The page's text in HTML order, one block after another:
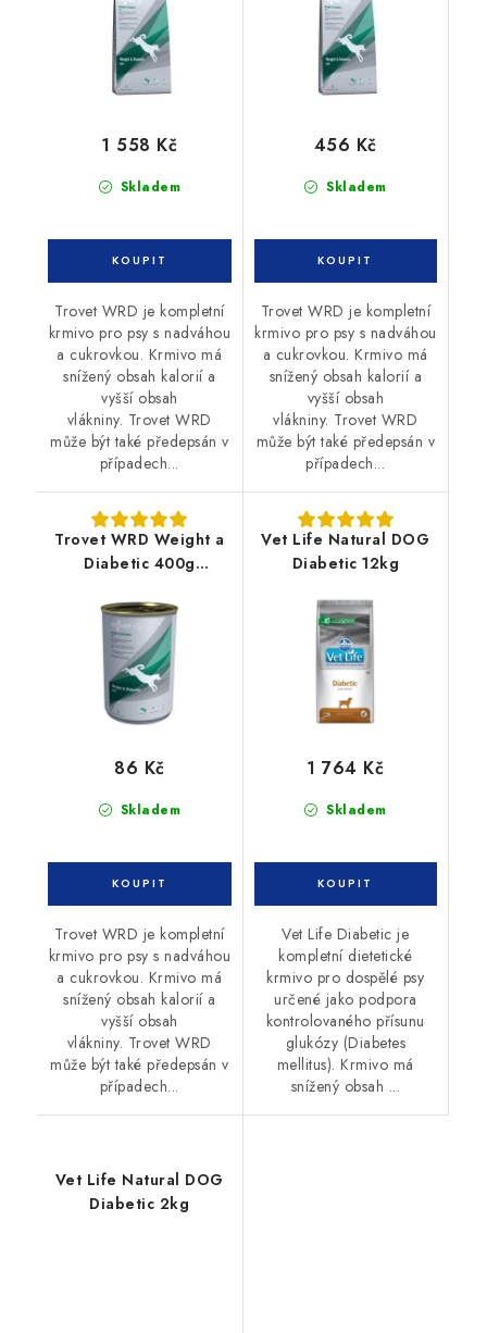
Skladem
1 558 Kč
Trovet WRD je kompletní
krmivo pro psy s nadváhou
a cukrovkou. Krmivo má
snížený obsah kalorií a
vyšší obsah
vlákniny. Trovet WRD
může být také předepsán v
případech...
Skladem
456 Kč
Trovet WRD je kompletní
krmivo pro psy s nadváhou
a cukrovkou. Krmivo má
snížený obsah kalorií a
vyšší obsah
vlákniny. Trovet WRD
může být také předepsán v
případech...
Trovet WRD Weight a
Diabetic 400g
Skladem
86 Kč
Trovet WRD je kompletní
krmivo pro psy s nadváhou
a cukrovkou. Krmivo má
snížený obsah kalorií a
vyšší obsah
vlákniny. Trovet WRD
může být také předepsán v
případech...
Vet Life Natural DOG
Diabetic 12kg
Skladem
1 764 Kč
Vet Life Diabetic je
kompletní dietetické
krmivo pro dospělé psy
určené jako podpora
kontrolovaného přísunu
glukózy (Diabetes
mellitus). Krmivo má
snížený obsah ...
Vet Life Natural DOG
Diabetic 2kg